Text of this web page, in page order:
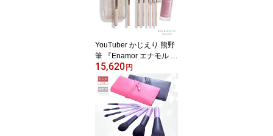
YouTuber かじえり 熊野
筆 『Enamor エナモル メ
イクブラシ7本＆ブラシ
ケースセット【ブラシ＆
パフクレンザー付き】』
女性 プレゼント ギフト
お洒落 可愛い 母の日
15,620円